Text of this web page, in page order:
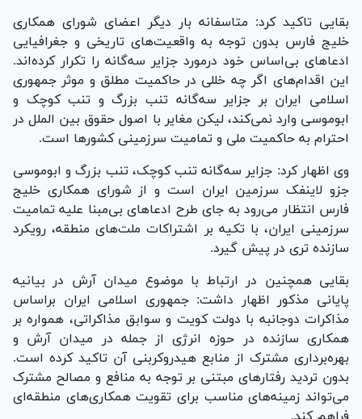
بقایی تاکید کرد: متاسفانه بار دیگر اعضای شورای همکاری
خلیج فارس بدون توجه به واقعیت‌های تاریخی و جغرافیایی
ادعا‌های بی‌اساس خود درمورد جزایر سه‌گانه را تکرار کرده‌اند.
این اقدام‌های اگر چه خللی در حاکمیت مطلق و موثر جمهوری
اسلامی ایران بر جزایر سه‌گانه تنب بزرگ و تنب کوچک و
ابوموسی وارد نمی‌کند، لیکن مغایر با اصول حقوق بین الملل در
احترام به حاکمیت ملی و تمامیت سرزمینی کشور‌ها است.
وی اظهار کرد: جزایر سه‌گانه تنب کوچک، تنب بزرگ و ابوموسی
جزو لاینفک سرزمین ایران است و از شورای همکاری خلیج
فارس انتظار می‌رود به جای طرح ادعا‌های بی‌مبنا علیه تمامیت
سرزمینی ایران، با تکیه بر اشتراکات ملت‌های منطقه، رویکرد
سازنده تری در پیش گیرد.
بقایی همچنین در ارتباط با موضوع میدان آرش در بیانیه
پایانی مذکور اظهار داشت: جمهوری اسلامی ایران براساس
مذاکرات دوجانبه با دولت کویت و سوابق مذاکراتی، همواره بر
همکاری سازنده در حوزه انرژی از جمله در میدان آرش و
بهره‌برداری مشترک از منابع هیدروکربنی آن تاکید کرده است.
بدون تردید رفتار‌های مبتنی بر توجه به منافع و مصالح مشترک
می‌تواند زمینه‌های مناسب برای تقویت همکاری‌های منطقه‌ای